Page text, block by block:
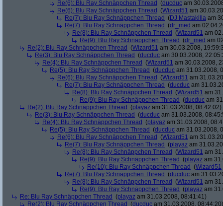
Re(6): Blu Ray Schnäppchen Thread (ducduc am
Re(6): Blu Ray Schnäppchen Thread (Wizard51 am
Re(7): Blu Ray Schnäppchen Thread (DJ Mastakilla am
Re(7): Blu Ray Schnäppchen Thread (dr_med am
Re(8): Blu Ray Schnäppchen Thread (Wizard51 am
Re(9): Blu Ray Schnäppchen Thread (dr_med am
Re(2): Blu Ray Schnäppchen Thread (Wizard51 am 30.03.2008,
Re(3): Blu Ray Schnäppchen Thread (ducduc am 30.03.2008,
Re(4): Blu Ray Schnäppchen Thread (Wizard51 am 30.03.2008,
Re(5): Blu Ray Schnäppchen Thread (ducduc am 31.03.2008,
Re(6): Blu Ray Schnäppchen Thread (Wizard51 am
Re(7): Blu Ray Schnäppchen Thread (ducduc am
Re(8): Blu Ray Schnäppchen Thread (Wizard51 am
Re(9): Blu Ray Schnäppchen Thread (ducduc am
Re(2): Blu Ray Schnäppchen Thread (playaz am 31.03.2008, 08:42:02)
Re(3): Blu Ray Schnäppchen Thread (ducduc am 31.03.2008,
Re(4): Blu Ray Schnäppchen Thread (playaz am 31.03.2008,
Re(5): Blu Ray Schnäppchen Thread (ducduc am 31.03.2008,
Re(6): Blu Ray Schnäppchen Thread (Wizard51 am
Re(7): Blu Ray Schnäppchen Thread (playaz am
Re(8): Blu Ray Schnäppchen Thread (Wizard51 am
Re(9): Blu Ray Schnäppchen Thread (playaz am
Re(10): Blu Ray Schnäppchen Thread (Wizard51
Re(7): Blu Ray Schnäppchen Thread (ducduc am
Re(8): Blu Ray Schnäppchen Thread (Wizard51 am
Re(9): Blu Ray Schnäppchen Thread (playaz am
Re: Blu Ray Schnäppchen Thread (playaz am 31.03.2008, 08:41:41)
Re(2): Blu Ray Schnäppchen Thread (ducduc am 31.03.2008, 08:44:20)